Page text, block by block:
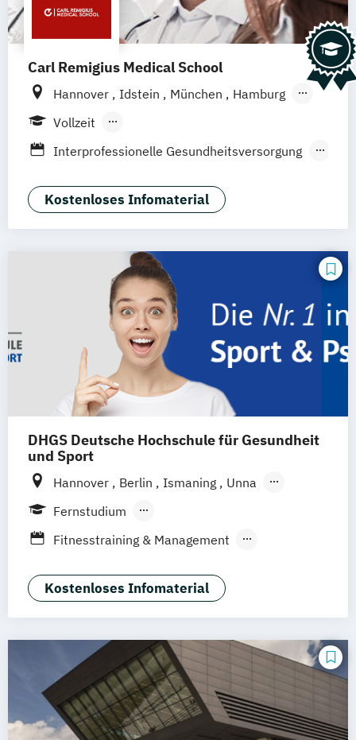
Carl Remigius Medical School
Hannover Idstein München
Hamburg
Frankfurt am Main
Vollzeit
Berufsbegleitendes Präsenzstudium
Interprofessionelle Gesundheitsversorgung
Krisen- und Notfallmanagement
Medizin- und Pflegepädagogik
Physician Assistance
Physician Assistance für
Gesundheitsberufe
Kostenloses Infomaterial
DHGS Deutsche Hochschule für Gesundheit
und Sport
Hannover Berlin Ismaning
Unna
Hamburg
Fernstudium
Berufsbegleitendes Präsenzstudium
Fitnesstraining & Management
Physician Assistant Physiotherapie
Positive Psychologie & Coaching
Sport und angewandte
Trainingswissenschaft (versch.
Schwerpunkte)
Kostenloses Infomaterial